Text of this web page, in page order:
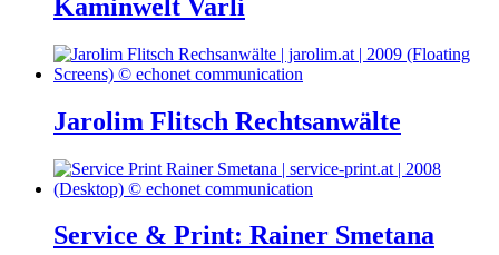
Kaminwelt Varli
Jarolim Flitsch Rechtsanwälte
Service & Print: Rainer Smetana